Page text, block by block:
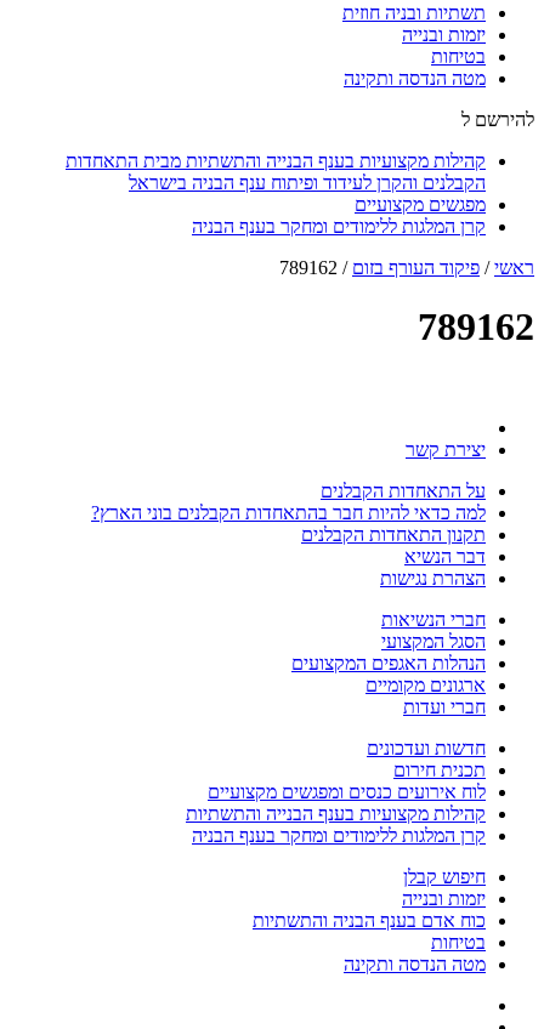
תשתיות ובניה חוזית
יזמות ובנייה
בטיחות
מטה הנדסה ותקינה
להירשם ל
קהילות מקצועיות בענף הבנייה והתשתיות מבית התאחדות
הקבלנים והקרן לעידוד ופיתוח ענף הבניה בישראל
מפגשים מקצועיים
קרן המלגות ללימודים ומחקר בענף הבניה
ראשי/ פיקוד העורף בזום /
789162
789162
יצירת קשר
על התאחדות הקבלנים
למה כדאי להיות חבר בהתאחדות הקבלנים בוני הארץ?
תקנון התאחדות הקבלנים
דבר הנשיא
הצהרת נגישות
חברי הנשיאות
הסגל המקצועי
הנהלות האגפים המקצועים
ארגונים מקומיים
חברי ועדות
חדשות ועדכונים
תכנית חירום
לוח אירועים כנסים ומפגשים מקצועיים
קהילות מקצועיות בענף הבנייה והתשתיות
קרן המלגות ללימודים ומחקר בענף הבניה
חיפוש קבלן
יזמות ובנייה
כוח אדם בענף הבניה והתשתיות
בטיחות
מטה הנדסה ותקינה